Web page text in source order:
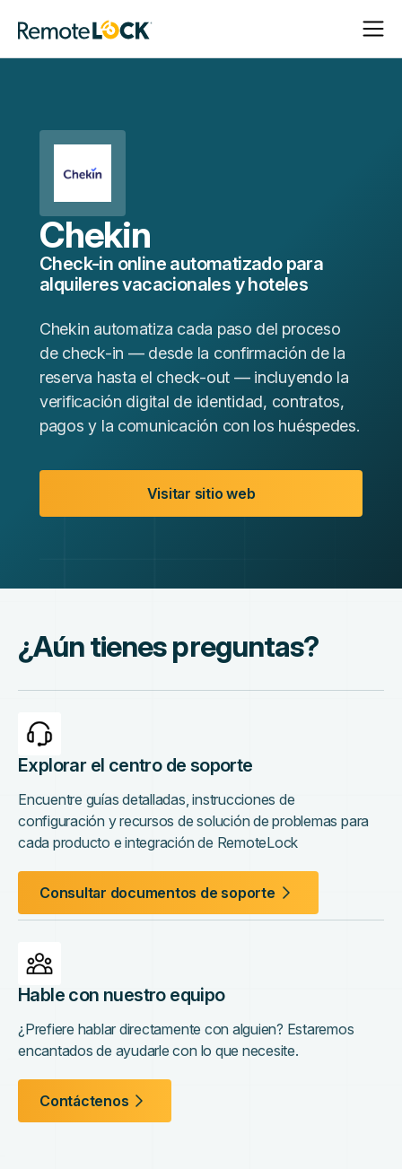
Página
de
inicio
Abrir
Cerrar
Chekin
Check-in online automatizado para
alquileres vacacionales y hoteles
Chekin automatiza cada paso del proceso
de check-in — desde la confirmación de la
reserva hasta el check-out — incluyendo la
verificación digital de identidad, contratos,
pagos y la comunicación con los huéspedes.
Visitar sitio web
¿Aún tienes preguntas?
Explorar el centro de soporte
Encuentre guías detalladas, instrucciones de
configuración y recursos de solución de problemas para
cada producto e integración de RemoteLock
Consultar documentos de soporte
Hable con nuestro equipo
¿Prefiere hablar directamente con alguien? Estaremos
encantados de ayudarle con lo que necesite.
Contáctenos